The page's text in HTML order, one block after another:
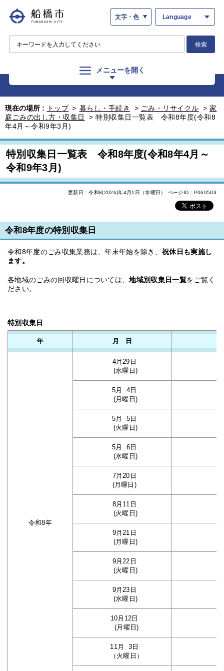
文字・色 Language
検索
メニューを開く
現在の場所 : トップ > 暮らし・手続き > ごみ・リサイクル > 家
庭ごみの出し方・収集日
> 特別収集日一覧表 令和8年度(令和8
年4月～令和9年3月)
特別収集日一覧表 令和8年度(令和8年4月～
令和9年3月)
更新日：令和8(2026)年4月1日（水曜日） ページID：P060503
令和8年度の特別収集日
令和8年度のごみ収集業務は、年末年始を除き、祝休日も実施し
ます。
各地域のごみの回収曜日については、地域別収集日一覧をご覧く
ださい。
特別収集日
年 月 日
令和8年
4月29日
(水曜日)
5月 4日
(月曜日)
5月 5日
(火曜日)
5月 6日
(水曜日)
7月20日
(月曜日)
8月11日
(火曜日)
9月21日
(月曜日)
9月22日
(火曜日)
9月23日
(水曜日)
10月12日
(月曜日)
11月 3日
（火曜日）